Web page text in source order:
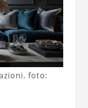
foto: